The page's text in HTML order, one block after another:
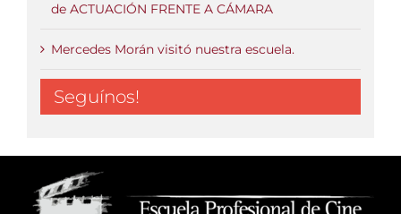
de ACTUACIÓN FRENTE A CÁMARA
Mercedes Morán visitó nuestra escuela.
Seguínos!